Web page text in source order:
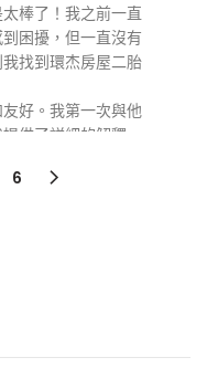
棒了！我之前一直
困擾，但一直沒有
找到環杰房屋二胎
好。我第一次與他
供了詳細的解釋，
題。他們幫助我了
件，讓我感到非常
們就幫我處理了所
順利，幾乎沒有任
解決了目前的經濟
6